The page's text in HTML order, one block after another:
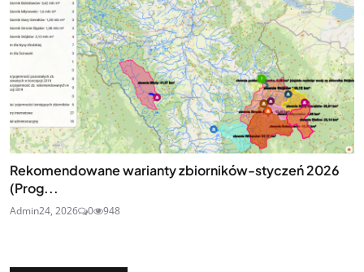
Rekomendowane warianty zbiorników-styczeń 2026
(Prog...
Admin24, 2026 0 948